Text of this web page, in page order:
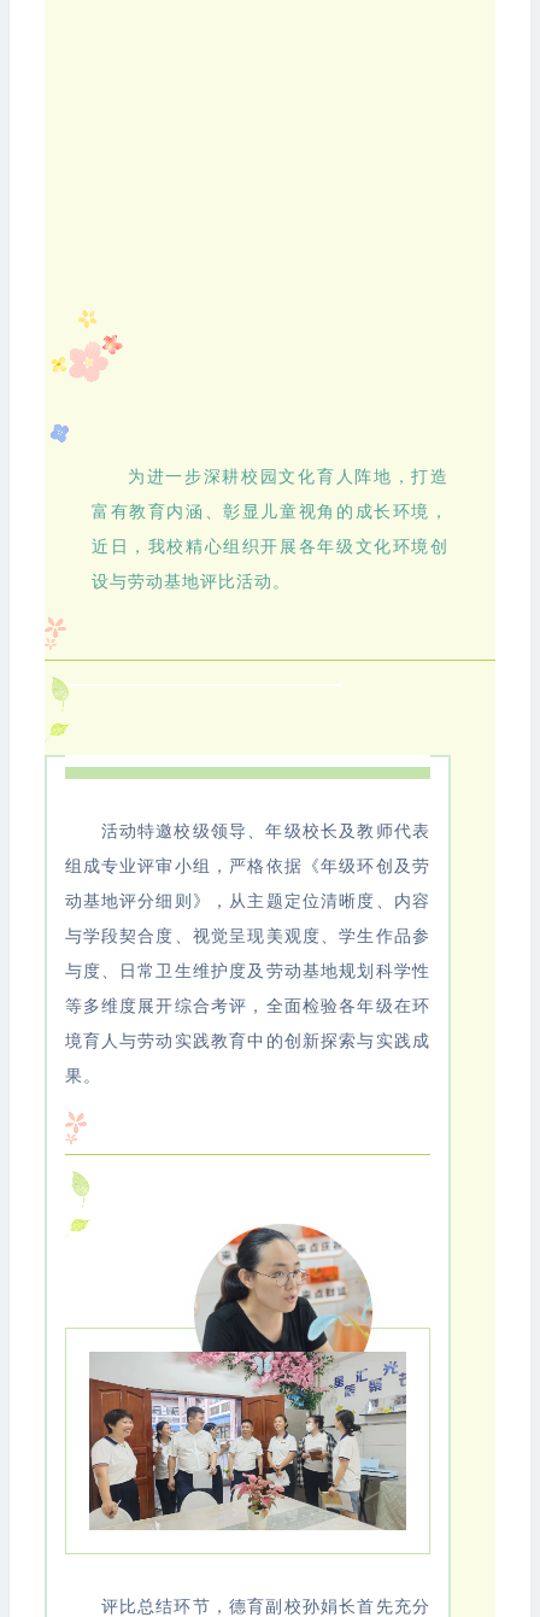
为进一步深耕校园文化育人阵地，打造
富有教育内涵、彰显儿童视角的成长环境，
近日，我校精心组织开展各年级文化环境创
设与劳动基地评比活动。
活动特邀校级领导、年级校长及教师代表
组成专业评审小组，严格依据《年级环创及劳
动基地评分细则》，从主题定位清晰度、内容
与学段契合度、视觉呈现美观度、学生作品参
与度、日常卫生维护度及劳动基地规划科学性
等多维度展开综合考评，全面检验各年级在环
境育人与劳动实践教育中的创新探索与实践成
果。
评比总结环节，德育副校孙娟长首先充分